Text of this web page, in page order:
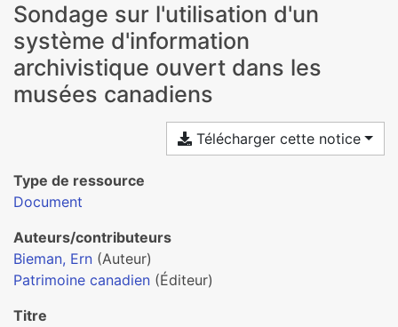
Sondage sur l'utilisation d'un
système d'information
archivistique ouvert dans les
musées canadiens
Télécharger cette notice
Type de ressource
Document
Auteurs/contributeurs
Bieman, Ern (Auteur)
Patrimoine canadien (Éditeur)
Titre